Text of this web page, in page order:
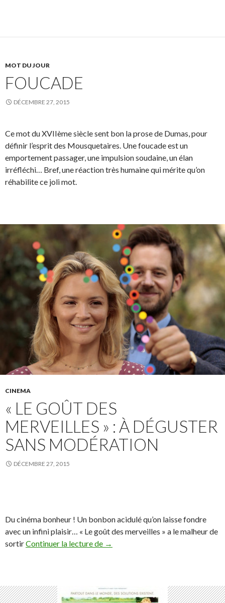
MOT DU JOUR
FOUCADE
DÉCEMBRE 27, 2015
Ce mot du XVIIème siècle sent bon la prose de Dumas, pour
définir l’esprit des Mousquetaires. Une foucade est un
emportement passager, une impulsion soudaine, un élan
irréfléchi… Bref, une réaction très humaine qui mérite qu’on
réhabilite ce joli mot.
CINEMA
« LE GOÛT DES
MERVEILLES » : À DÉGUSTER
SANS MODÉRATION
DÉCEMBRE 27, 2015
Du cinéma bonheur ! Un bonbon acidulé qu’on laisse fondre
avec un infini plaisir… « Le goût des merveilles » a le malheur de
sortirContinuer la lecture de « Le Goût des Merveilles » : à
→